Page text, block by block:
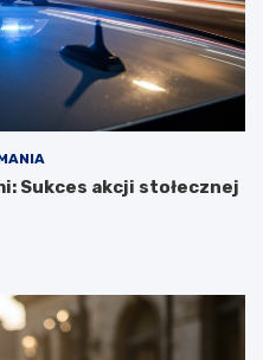
Sukces akcji stołecznej